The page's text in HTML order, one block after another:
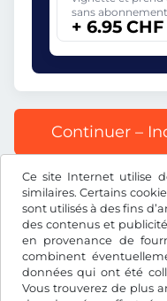
Ce site Internet utilise
similaires. Certains
sont utilisés à des fins
des contenus et
en provenance de
combinent
données qui ont été
Vous trouverez de plus
sans
+ 6.95
Continuer –
Tous les prix
CHF